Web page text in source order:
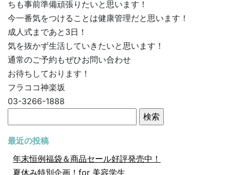
ちも事前準備頑張りたいと思います！
今一番気をつけることは健康管理だと思います！
成人式まであと3日！
気を抜かず生活していきたいと思います！
通常のご予約もぜひお問い合わせ
お待ちしております！
フラココ神楽坂
03-3266-1888
索:
最近の投稿
年末恒例福袋＆商品セール好評発売中！
夏休み特別企画！for 美容学生